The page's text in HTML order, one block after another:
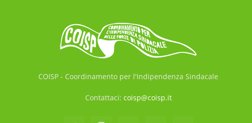
COISP - Coordinamento per l'Indipendenza Sindacale
Contattaci: coisp@coisp.it